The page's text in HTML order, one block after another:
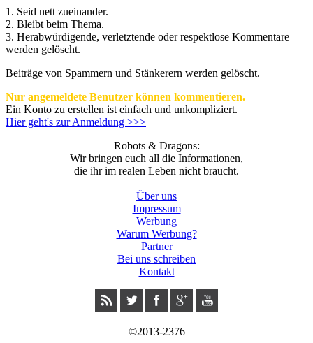
1. Seid nett zueinander.
2. Bleibt beim Thema.
3. Herabwürdigende, verletztende oder respektlose Kommentare
werden gelöscht.
Beiträge von Spammern und Stänkerern werden gelöscht.
Nur angemeldete Benutzer können kommentieren.
Ein Konto zu erstellen ist einfach und unkompliziert.
Hier geht's zur Anmeldung >>>
Robots & Dragons:
Wir bringen euch all die Informationen,
die ihr im realen Leben nicht braucht.
Über uns
Impressum
Werbung
Warum Werbung?
Partner
Bei uns schreiben
Kontakt
©2013-2376